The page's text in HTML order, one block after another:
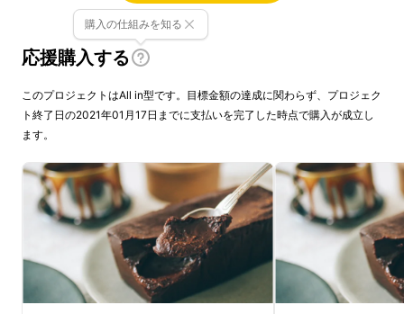
全細胞がとろけるような、これまで誰一人と体
験したことのない「奇跡の口溶け」とろ生ガ
応援購入する
購入の仕組みを知る
このプロジェクトはAll in型です。目標金額の達成に関わらず、プロジェク
ト終了日の2021年01月17日までに支払いを完了した時点で購入が成立し
ます。